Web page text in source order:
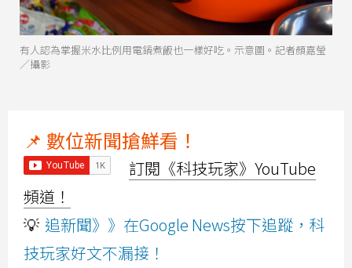
有人認為掌握米水比例用電鍋煮飯也一樣好吃。示意圖。記者顏嘉瑩
／攝影
📌 數位新聞搶鮮看！
訂閱《科技玩家》YouTube
頻道！
💡 追新聞》》在Google News按下追蹤，科
技玩家好文不漏接！